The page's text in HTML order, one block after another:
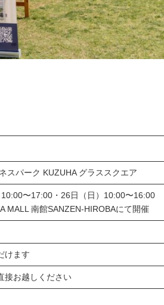
スパーク KUZUHA グラススクエア
〜17:00・26日（日）10:00〜16:00
MALL 南館SANZEN-HIROBAにて開催
けます
接お越しください